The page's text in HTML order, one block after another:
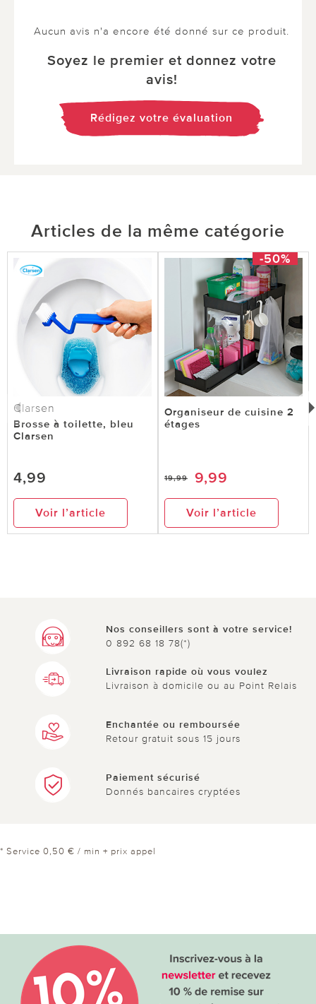
Aucun avis n'a encore été donné sur ce produit.
Soyez le premier et donnez votre
avis!
Rédigez votre évaluation
Articles de la même catégorie
Clarsen
Brosse à toilette, bleu
Clarsen
4,99
Voir l’article
-50%
Organiseur de cuisine 2
étages
19,99 9,99
Voir l’article
Nos conseillers sont à votre service!
0 892 68 18 78(*)
Livraison rapide où vous voulez
Livraison à domicile ou au Point Relais
Enchantée ou remboursée
Retour gratuit sous 15 jours
Paiement sécurisé
Donnés bancaires cryptées
* Service 0,50 € / min + prix appel